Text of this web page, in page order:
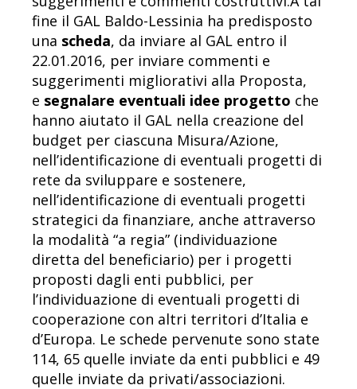
fine il GAL Baldo-Lessinia ha predisposto
una scheda, da inviare al GAL entro il
22.01.2016, per inviare commenti e
suggerimenti migliorativi alla Proposta,
e segnalare eventuali idee progetto che
hanno aiutato il GAL nella creazione del
budget per ciascuna Misura/Azione,
nell’identificazione di eventuali progetti di
rete da sviluppare e sostenere,
nell’identificazione di eventuali progetti
strategici da finanziare, anche attraverso
la modalità “a regia” (individuazione
diretta del beneficiario) per i progetti
proposti dagli enti pubblici, per
l’individuazione di eventuali progetti di
cooperazione con altri territori d’Italia e
d’Europa. Le schede pervenute sono state
114, 65 quelle inviate da enti pubblici e 49
quelle inviate da privati/associazioni.